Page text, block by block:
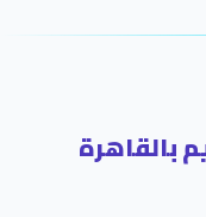
بالقاهرة